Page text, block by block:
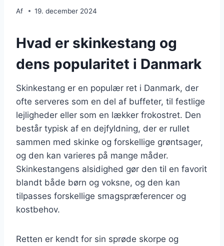
Af 19. december 2024
Hvad er skinkestang og
dens popularitet i Danmark
Skinkestang er en populær ret i Danmark, der
ofte serveres som en del af buffeter, til festlige
lejligheder eller som en lækker frokostret. Den
består typisk af en dejfyldning, der er rullet
sammen med skinke og forskellige grøntsager,
og den kan varieres på mange måder.
Skinkestangens alsidighed gør den til en favorit
blandt både børn og voksne, og den kan
tilpasses forskellige smagspræferencer og
kostbehov.
Retten er kendt for sin sprøde skorpe og